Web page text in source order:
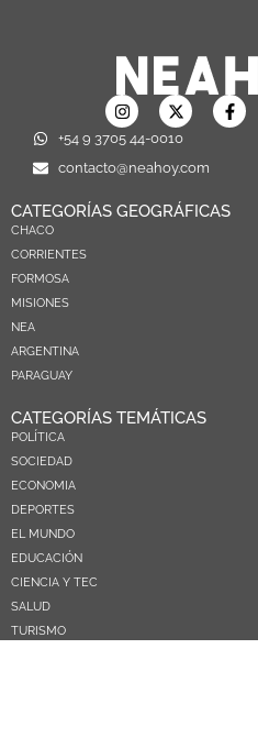
+54 9 3705 44-0010
contacto@neahoy.com
CATEGORÍAS GEOGRÁFICAS
CHACO
CORRIENTES
FORMOSA
MISIONES
NEA
ARGENTINA
PARAGUAY
CATEGORÍAS TEMÁTICAS
POLÍTICA
SOCIEDAD
ECONOMIA
DEPORTES
EL MUNDO
EDUCACIÓN
CIENCIA Y TEC
SALUD
TURISMO